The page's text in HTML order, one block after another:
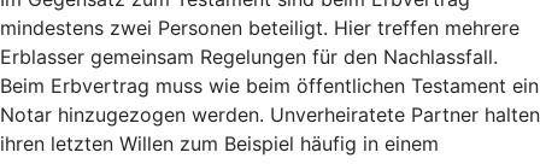
mindestens zwei Personen beteiligt. Hier treffen mehrere
Erblasser gemeinsam Regelungen für den Nachlassfall.
Beim Erbvertrag muss wie beim öffentlichen Testament ein
Notar hinzugezogen werden. Unverheiratete Partner halten
ihren letzten Willen zum Beispiel häufig in einem